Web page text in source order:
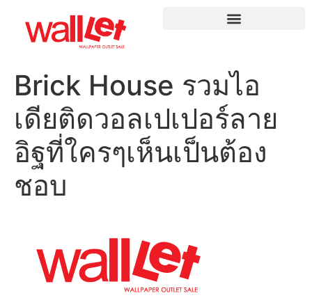
Brick House รวมไอ
เดียติดวอลเปเปอร์ลาย
อิฐที่ใครๆเห็นเป็นต้อง
ชอบ